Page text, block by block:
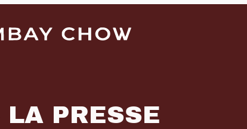
LA PRESSE